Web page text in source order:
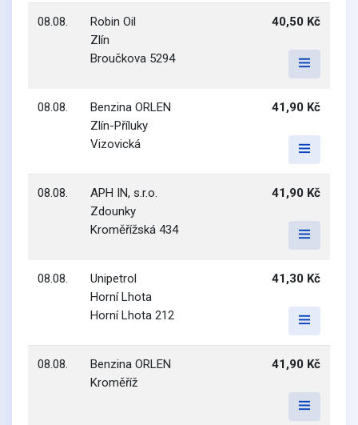
08.08.
Robin Oil
Zlín
Broučkova 5294
40,50 Kč
08.08.
Benzina ORLEN
Zlín-Příluky
Vizovická
41,90 Kč
08.08.
APH IN, s.r.o.
Zdounky
Kroměřížská 434
41,90 Kč
08.08.
Unipetrol
Horní Lhota
Horní Lhota 212
41,30 Kč
08.08.
Benzina ORLEN
Kroměříž
41,90 Kč